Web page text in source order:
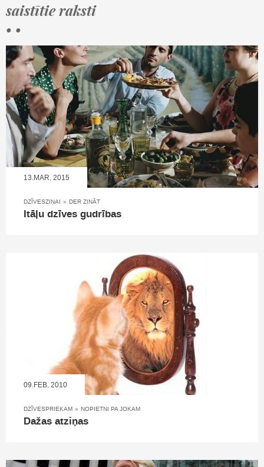
saistītie raksti
• •
13.MAR, 2015
DZĪVESZIŅAI » DER ZINĀT
Itāļu dzīves gudrības
09.FEB, 2010
DZĪVESPRIEKAM » NOPIETNI PA JOKAM
Dažas atziņas